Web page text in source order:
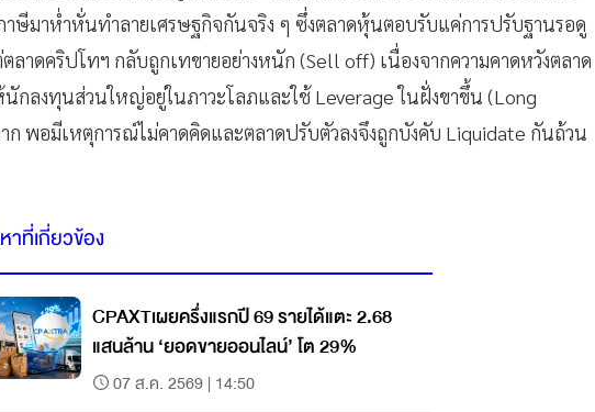
าษีมาห่ำหั่นทำลายเศรษฐกิจกันจริง ๆ ซึ่งตลาดหุ้นตอบรับแค่การปรับฐานรอดู
ลาดคริปโทฯ กลับถูกเทขายอย่างหนัก (Sell off) เนื่องจากความคาดหวังตลาด
กลงทุนส่วนใหญ่อยู่ในภาวะโลภและใช้ Leverage ในฝั่งขาขึ้น (Long
พอมีเหตุการณ์ไม่คาดคิดและตลาดปรับตัวลงจึงถูกบังคับ Liquidate กันถ้วน
าที่เกี่ยวข้อง
CPAXTเผยครึ่งแรกปี 69 รายได้แตะ 2.68
แสนล้าน ‘ยอดขายออนไลน์’ โต 29%
07 ส.ค. 2569 | 14:50